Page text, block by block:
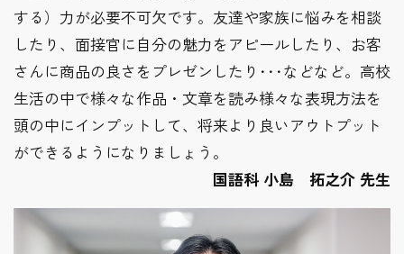
する）力が必要不可欠です。友達や家族に悩みを相談
したり、面接官に自分の魅力をアピールしたり、お客
さんに商品の良さをプレゼンしたり･･･などなど。高校
生活の中で様々な作品・文章を読み様々な表現方法を
頭の中にインプットして、将来より良いアウトプット
ができるようになりましょう。
国語科 小島 拓之介 先生